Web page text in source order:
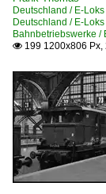
Deutschland / E-
Deutschland / E-
Bahnbetriebswerke /
 199 1200x806 Px,